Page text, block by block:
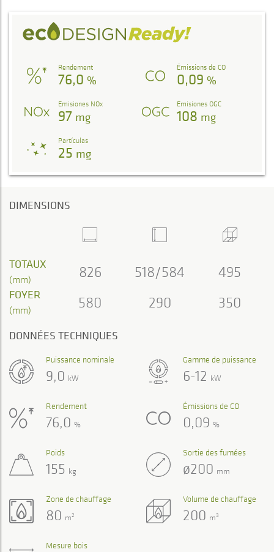
Rendement
76,0 %
Émissions de CO
0,09 %
Emisiones NOx
97 mg
Emisiones OGC
108 mg
Partículas
25 mg
DIMENSIONS
TOTAUX
(mm) 826 518/584 495
FOYER
(mm) 580 290 350
DONNÉES TECHNIQUES
Gamme de puissance
6-12 kW
Puissance nominale
9,0 kW
Rendement
76,0 %
Émissions de CO
0,09 %
Volume de chauffage
200 m3
Zone de chauffage
80 m2
Poids
155 kg
Sortie des fumées
ø200 mm
Mesure bois